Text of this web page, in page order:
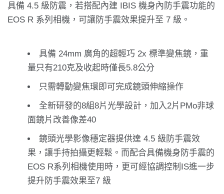
具備 4.5 級防震，若搭配內建 IBIS 機身內防手震功能的
EOS R 系列相機，可讓防手震效果提升至 7 級。
具備 24mm 廣角的超輕巧 2x 標準變焦鏡，重
量只有210克及收起時僅長5.8公分
只需轉動變焦環即可完成鏡頭伸縮操作
全新研發的8組8片光學設計，加入2片PMo非球
面鏡片改善像差40
鏡頭光學影像穩定器提供達 4.5 級防手震效
果，讓手持拍攝更輕鬆。而配合具備機身防手震的
EOS R系列相機使用時，更可經協調控制IS進一步
提升防手震效果至7 級